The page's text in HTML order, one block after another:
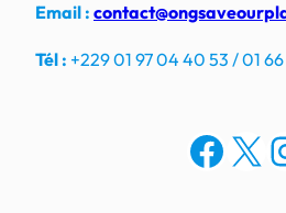
Email :
Tél : +229 01 97 04 40 53 / 01
X